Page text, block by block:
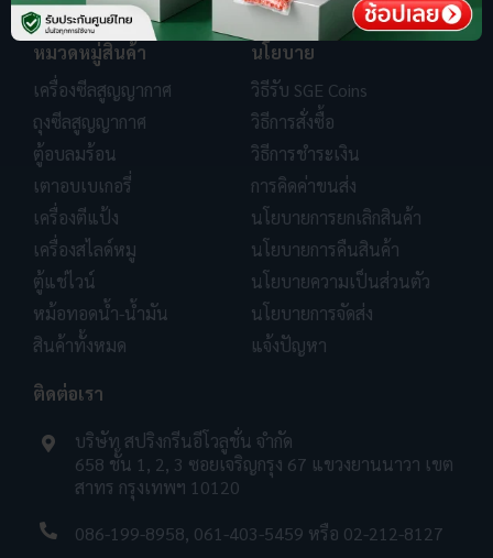
หมวดหมู่สินค้า
เครื่องซีลสูญญากาศ
ถุงซีลสูญญากาศ
ตู้อบลมร้อน
เตาอบเบเกอรี่
เครื่องตีแป้ง
เครื่องสไลด์หมู
ตู้แช่ไวน์
หม้อทอดน้ำ-น้ำมัน
สินค้าทั้งหมด
นโยบาย
วิธีรับ SGE Coins
วิธีการสั่งซื้อ
วิธีการชำระเงิน
การคิดค่าขนส่ง
นโยบายการยกเลิกสินค้า
นโยบายการคืนสินค้า
นโยบายความเป็นส่วนตัว
นโยบายการจัดส่ง
แจ้งปัญหา
ติดต่อเรา
บริษัท สปริงกรีนอีโวลูชั่น จำกัด
658 ชั้น 1, 2, 3 ซอยเจริญกรุง 67 แขวงยานนาวา เขต
สาทร กรุงเทพฯ 10120
086-199-8958, 061-403-5459 หรือ 02-212-8127